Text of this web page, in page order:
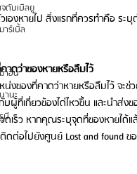
ดับเบิลยู
ร์เบิ้ล
าอิน
านะ
บี
องหายไป สิ่งแรกที่ควรทำคือ ระบุ
ดว่าของหายหรือลืมไว้
น่งของที่คาดว่าหายหรือลืมไว้ จะช่ว
ผู้ที่เกี่ยวข้องได่ไหวขึ้น และนำส่ง
เร็ว หากคุณระบุจุดที่ของหายได้
ดต่อไปยังศูนย์ Lost and found